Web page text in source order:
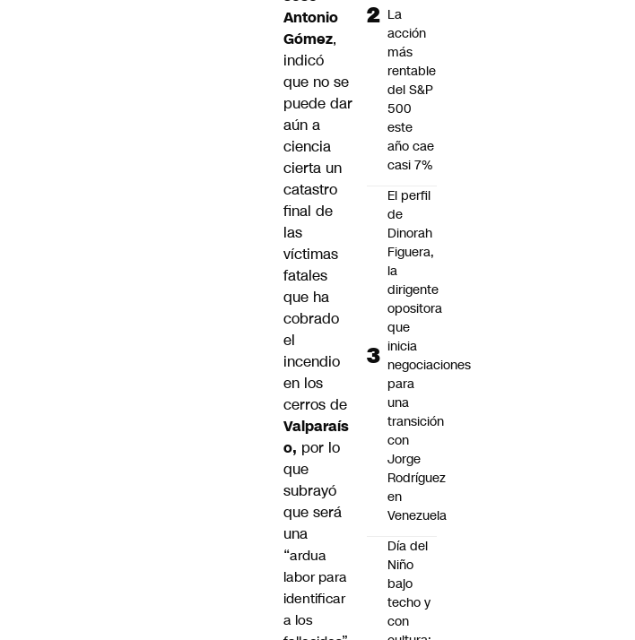
Antonio
Gómez,
indicó
que no se
puede dar
aún a
ciencia
cierta un
catastro
final de
las
víctimas
fatales
que ha
cobrado
el
incendio
en los
cerros de
Valparaís
o, por lo
que
subrayó
que será
una
“ardua
labor para
identificar
a los
La
acción
más
rentable
del S&P
500
este
año cae
casi 7%
El perfil
de
Dinorah
Figuera,
la
dirigente
opositora
que
inicia
negociaciones
para
una
transición
con
Jorge
Rodríguez
en
Venezuela
Día del
Niño
bajo
techo y
con